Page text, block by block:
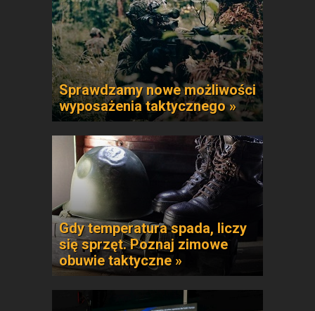
Sprawdzamy nowe możliwości
wyposażenia taktycznego »
Gdy temperatura spada, liczy
się sprzęt. Poznaj zimowe
obuwie taktyczne »